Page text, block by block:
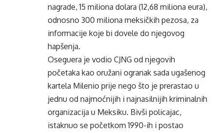
nagrade, 15 miliona dolara (12,68 miliona eura),
odnosno 300 miliona meksičkih pezosa, za
informacije koje bi dovele do njegovog
hapšenja.
Oseguera je vodio CJNG od njegovih
početaka kao oružani ogranak sada ugašenog
kartela Milenio prije nego što je prerastao u
jednu od najmoćnijih i najnasilnijih kriminalnih
organizacija u Meksiku. Bivši policajac,
istaknuo se početkom 1990-ih i postao